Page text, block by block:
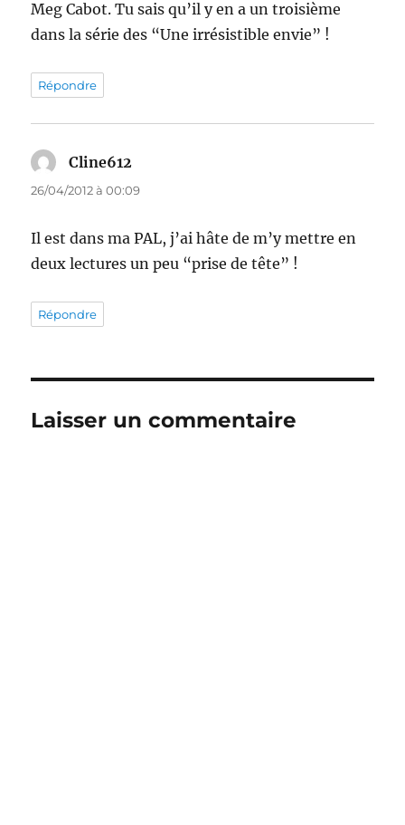
Meg Cabot. Tu sais qu’il y en a un troisième
dans la série des “Une irrésistible envie” !
Répondre
Cline612
26/04/2012 à 00:09
Il est dans ma PAL, j’ai hâte de m’y mettre en
deux lectures un peu “prise de tête” !
Répondre
Laisser un commentaire